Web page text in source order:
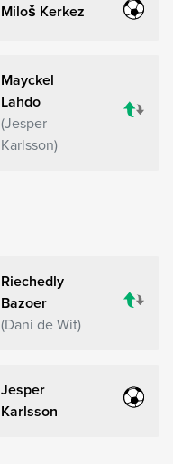
Miloš Kerkez
Mayckel
Lahdo
Jesper
Karlsson
Riechedly
Bazoer
Dani de Wit
Jesper
Karlsson